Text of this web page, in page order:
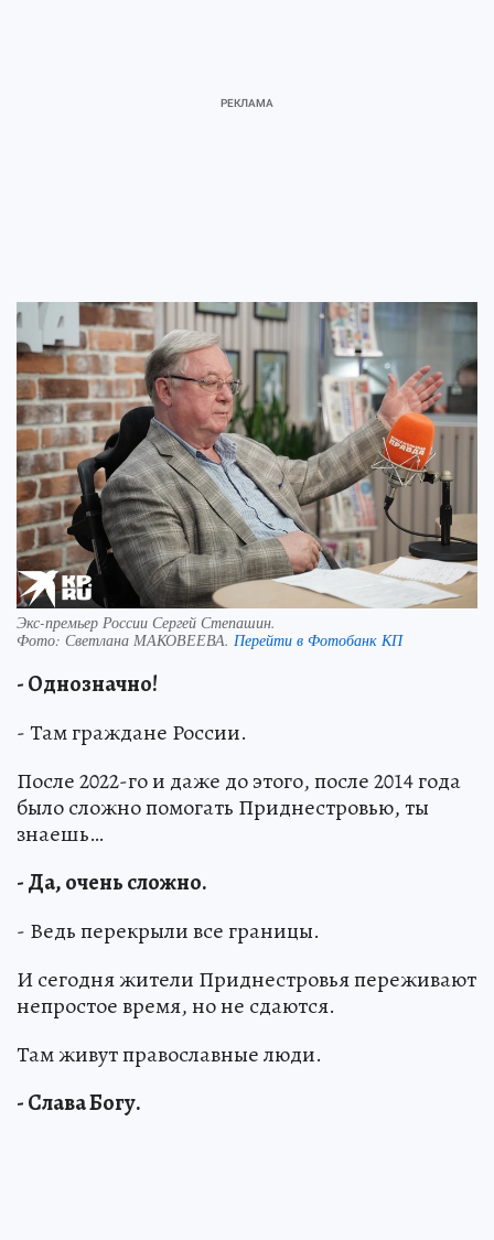
Экс-премьер России Сергей Степашин.
Фото: Светлана МАКОВЕЕВА. Перейти в Фотобанк КП
- Однозначно!
- Там граждане России.
После 2022-го и даже до этого, после 2014 года
было сложно помогать Приднестровью, ты
знаешь…
- Да, очень сложно.
- Ведь перекрыли все границы.
И сегодня жители Приднестровья переживают
непростое время, но не сдаются.
Там живут православные люди.
- Слава Богу.